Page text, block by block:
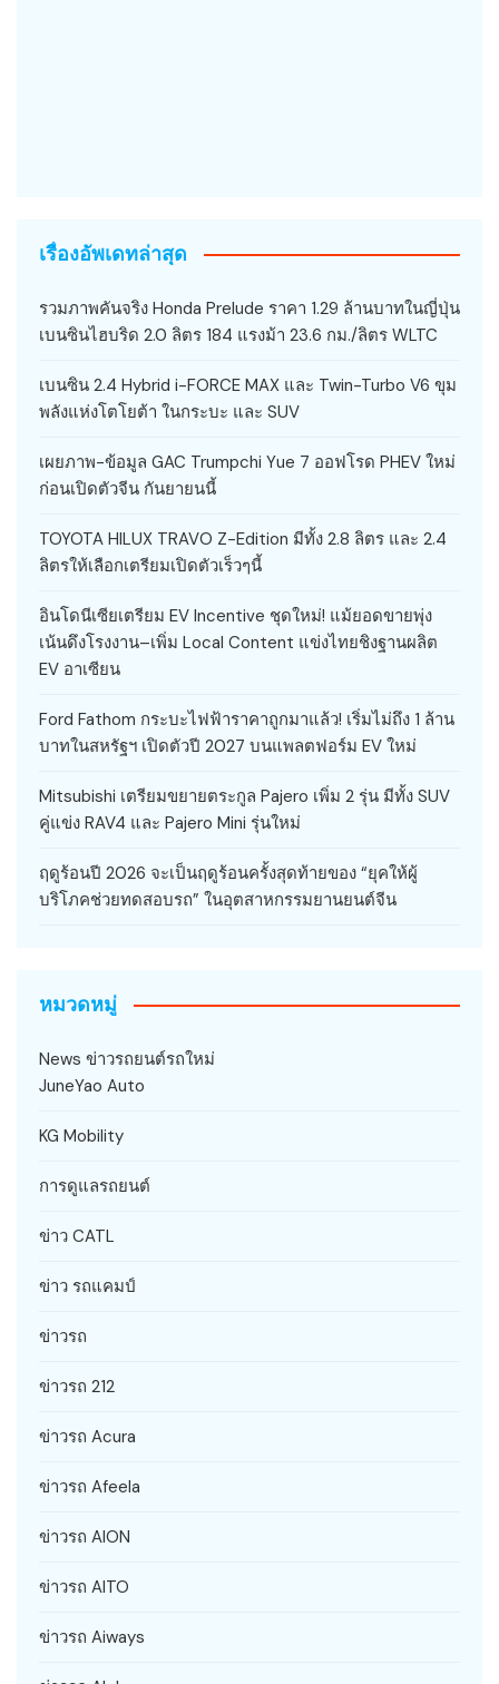
เรื่องอัพเดทล่าสุด
รวมภาพคันจริง Honda Prelude ราคา 1.29 ล้านบาทในญี่ปุ่น
เบนซินไฮบริด 2.0 ลิตร 184 แรงม้า 23.6 กม./ลิตร WLTC
เบนซิน 2.4 Hybrid i-FORCE MAX และ Twin-Turbo V6 ขุม
พลังแห่งโตโยต้า ในกระบะ และ SUV
เผยภาพ-ข้อมูล GAC Trumpchi Yue 7 ออฟโรด PHEV ใหม่
ก่อนเปิดตัวจีน กันยายนนี้
TOYOTA HILUX TRAVO Z-Edition มีทั้ง 2.8 ลิตร และ 2.4
ลิตรให้เลือกเตรียมเปิดตัวเร็วๆนี้
อินโดนีเซียเตรียม EV Incentive ชุดใหม่! แม้ยอดขายพุ่ง
เน้นดึงโรงงาน–เพิ่ม Local Content แข่งไทยชิงฐานผลิต
EV อาเซียน
Ford Fathom กระบะไฟฟ้าราคาถูกมาแล้ว! เริ่มไม่ถึง 1 ล้าน
บาทในสหรัฐฯ เปิดตัวปี 2027 บนแพลตฟอร์ม EV ใหม่
Mitsubishi เตรียมขยายตระกูล Pajero เพิ่ม 2 รุ่น มีทั้ง SUV
คู่แข่ง RAV4 และ Pajero Mini รุ่นใหม่
ฤดูร้อนปี 2026 จะเป็นฤดูร้อนครั้งสุดท้ายของ “ยุคให้ผู้
บริโภคช่วยทดสอบรถ” ในอุตสาหกรรมยานยนต์จีน
หมวดหมู่
News ข่าวรถยนต์รถใหม่
JuneYao Auto
KG Mobility
การดูแลรถยนต์
ข่าว CATL
ข่าว รถแคมป์
ข่าวรถ
ข่าวรถ 212
ข่าวรถ Acura
ข่าวรถ Afeela
ข่าวรถ AION
ข่าวรถ AITO
ข่าวรถ Aiways